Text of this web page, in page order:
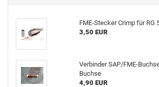
FME-Stecker Crimp für RG
3,50 EUR
Verbinder SAP/FME-
Buchse
4,90 EUR